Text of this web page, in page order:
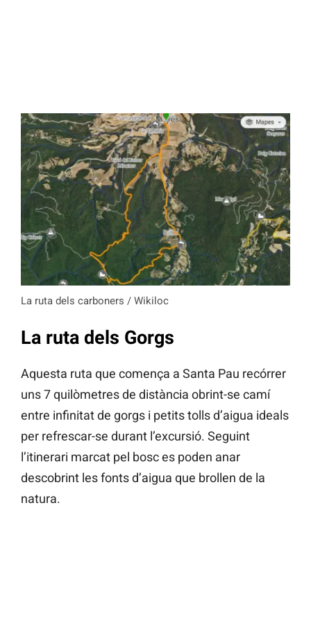
La ruta dels carboners / Wikiloc
La ruta dels Gorgs
Aquesta ruta que comença a Santa Pau recórrer
uns 7 quilòmetres de distància obrint-se camí
entre infinitat de gorgs i petits tolls d’aigua ideals
per refrescar-se durant l’excursió. Seguint
l’itinerari marcat pel bosc es poden anar
descobrint les fonts d’aigua que brollen de la
natura.